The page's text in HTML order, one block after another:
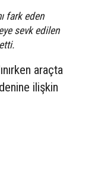
fark eden
sevk edilen
araçta
ilişkin